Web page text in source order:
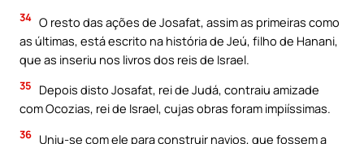
34 O resto das ações de Josafat, assim as primeiras como
as últimas, está escrito na história de Jeú, filho de Hanani,
que as inseriu nos livros dos reis de Israel.
35
Depois disto Josafat, rei de Judá, contraiu amizade
com Ocozias, rei de Israel, cujas obras foram impiíssimas.
36 Uniu-se com ele para construir navios, que fossem a